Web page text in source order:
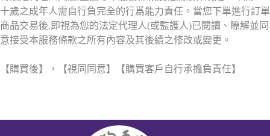
十歲之成年人需自行負完全的行爲能力責任。當您下單進行訂單
商品交易後,即視為您的法定代理人(或監護人)已閱讀、瞭解並同
意接受本服務條款之所有內容及其後續之修改或變更。
【購買後】，【視同同意】【購買客戶自行承擔負責任】